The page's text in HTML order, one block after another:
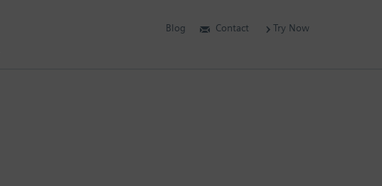
Blog Contact Try Now